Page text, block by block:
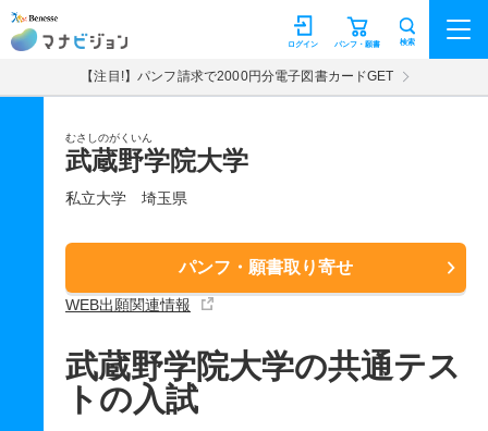
マナビジョン パンフ・願書
ログイン 検索
【注目!】パンフ請求で2000円分電子図書カードGET
むさしのがくいん
武蔵野学院大学
私立大学 埼玉県
パンフ・願書取り寄せ
WEB出願関連情報
武蔵野学院大学の共通テス
トの入試